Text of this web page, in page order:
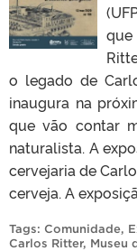
que
o legado de
inaugura na
que vão contar
naturalista. A
cervejaria de
cerveja. A
Tags: Comunidade,
Carlos Ritter, Museu